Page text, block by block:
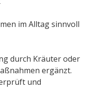
im Alltag sinnvoll
durch Kräuter oder
ergänzt.
und